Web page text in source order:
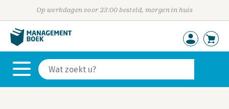
Op werkdagen voor 23:00 besteld, morgen in huis